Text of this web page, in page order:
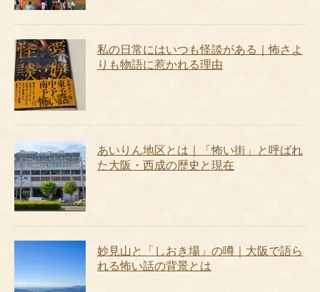
私の日常にはいつも怪談がある｜怖さよ
りも物語に惹かれる理由
あいりん地区とは｜「怖い街」と呼ばれ
た大阪・西成の歴史と現在
妙見山と「しおき場」の噂｜大阪で語ら
れる怖い話の背景とは